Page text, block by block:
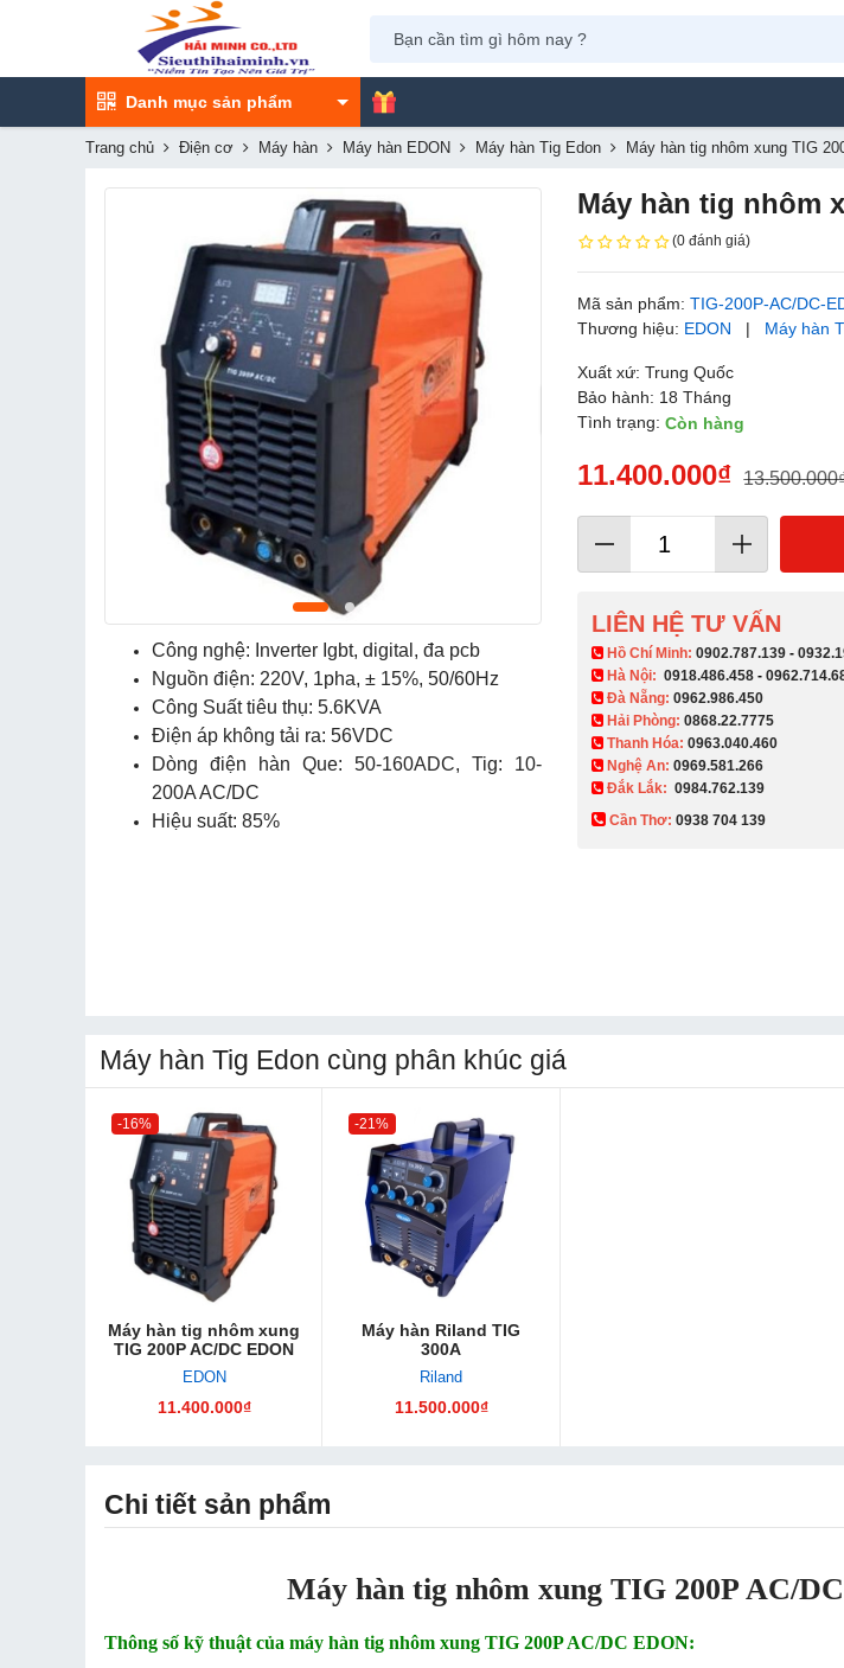
Danh mục sản phẩm
Trang chủ Điện cơ Máy hàn Máy hàn EDON Máy hàn Tig Edon Máy hàn tig nhôm xung TIG
Công nghệ: Inverter Igbt, digital, đa pcb
Nguồn điện: 220V, 1pha, ± 15%, 50/60Hz
Công Suất tiêu thụ: 5.6KVA
Điện áp không tải ra: 56VDC
Dòng điện hàn Que: 50-160ADC, Tig: 10-
200A AC/DC
Hiệu suất: 85%
Máy hàn tig nhôm
(0 đánh giá)
Mã sản phẩm:TIG-200P-AC/DC-
Thương hiệu: EDON | Máy hàn
Xuất xứ: Trung Quốc
Bảo hành: 18 Tháng
Tình trạng:Còn hàng
11.400.000₫
LIÊN HỆ TƯ VẤN
​ Hồ Chí Minh:0902.787.139 -
Hà Nội:0918.486.458 -
Đà Nẵng:0962.986.450
Hải Phòng:0868.22.7775
Thanh Hóa:0963.040.460
Nghệ An:0969.581.266
Đắk Lắk: 0984.762.139
Cần Thơ:0938 704 139​
Máy hàn Tig Edon cùng phân khúc giá
-16%
Máy hàn tig nhôm xung
TIG 200P AC/DC EDON
EDON
11.400.000₫
-21%
Máy hàn Riland TIG
300A
Riland
11.500.000₫
Chi tiết sản phẩm
Máy hàn tig nhôm xung TIG 200P AC/
Thông số kỹ thuật của máy hàn tig nhôm xung TIG 200P AC/DC EDON: